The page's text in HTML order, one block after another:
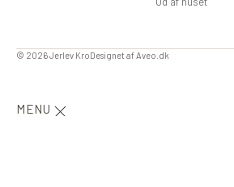
© 2026 Jerlev KroDesignet afAveo.dk
MENU